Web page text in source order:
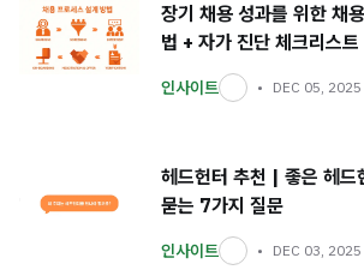
장기 채용 성과를 위한 채
법 + 자가 진단 체크리스트
인사이트 DEC 05, 2025
헤드헌터 추천 | 좋은 헤드
묻는 7가지 질문
인사이트 DEC 03, 2025